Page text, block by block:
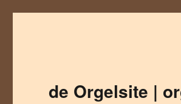
de Orgelsite |